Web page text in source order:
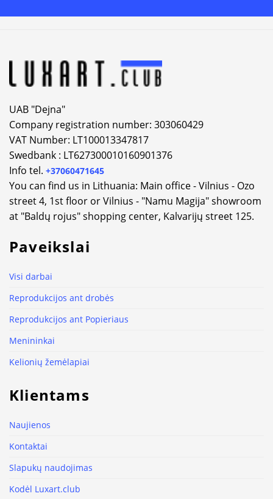
UAB "Dejna"
Company registration number: 303060429
VAT Number: LT100013347817
Swedbank : LT627300010160901376
Info tel. +37060471645
You can find us in Lithuania: Main office - Vilnius - Ozo
street 4, 1st floor or Vilnius - "Namu Magija" showroom
at "Baldų rojus" shopping center, Kalvarijų street 125.
Paveikslai
Visi darbai
Reprodukcijos ant drobės
Reprodukcijos ant Popieriaus
Menininkai
Kelionių žemėlapiai
Klientams
Naujienos
Kontaktai
Slapukų naudojimas
Kodėl Luxart.club